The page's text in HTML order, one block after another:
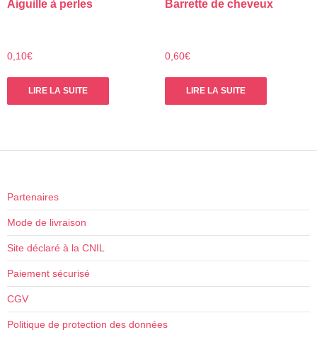
options
choisies
Aiguille à perles
0,10€
LIRE LA SUITE
Barrette de cheveux
0,60€
LIRE LA SUITE
Partenaires
Mode de livraison
Site déclaré à la CNIL
Paiement sécurisé
CGV
Politique de protection des données